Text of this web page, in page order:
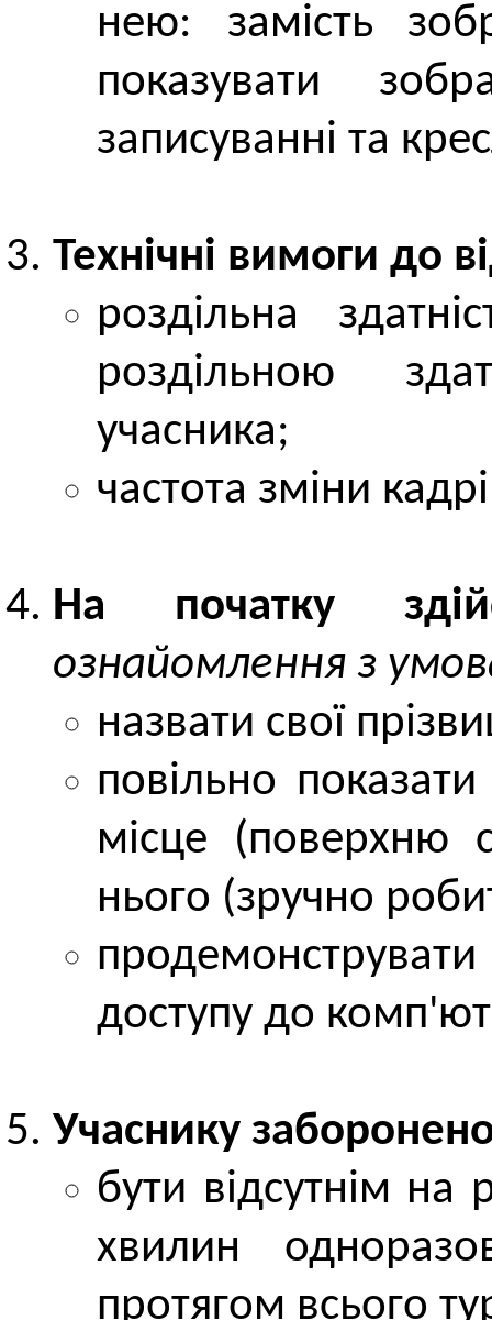
нею: замість
показувати
записуванні та
Технічні вимоги до
роздільна
роздільною
учасника;
частота зміни
На початку
ознайомлення з
назвати свої
повільно
місце (поверхню
нього (зручно
доступу до
Учаснику
бути відсутнім на
хвилин
протягом всього